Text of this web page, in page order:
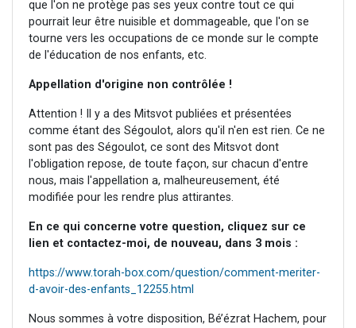
que l'on ne protège pas ses yeux contre tout ce qui
pourrait leur être nuisible et dommageable, que l'on se
tourne vers les occupations de ce monde sur le compte
de l'éducation de nos enfants, etc.
Appellation d'origine non contrôlée !
Attention ! Il y a des Mitsvot publiées et présentées
comme étant des Ségoulot, alors qu'il n'en est rien. Ce ne
sont pas des Ségoulot, ce sont des Mitsvot dont
l'obligation repose, de toute façon, sur chacun d'entre
nous, mais l'appellation a, malheureusement, été
modifiée pour les rendre plus attirantes.
En ce qui concerne votre question, cliquez sur ce
lien et contactez-moi, de nouveau, dans 3 mois :
https://www.torah-box.com/question/comment-meriter-
d-avoir-des-enfants_12255.html
Nous sommes à votre disposition, Bé’ézrat Hachem, pour